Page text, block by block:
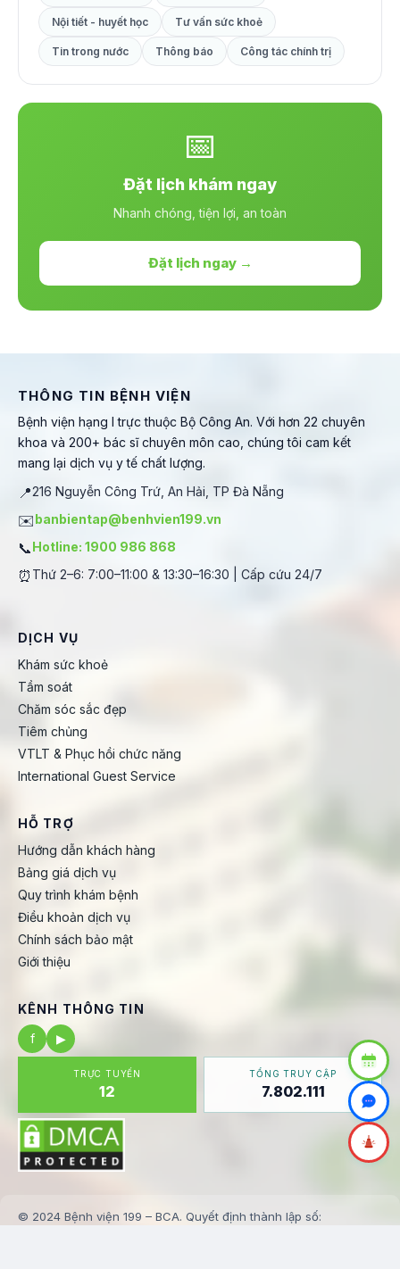
Nội tiết - huyết học Tư vấn sức khoẻ
Tin trong nước Thông báo Công tác chính trị
📅
Đặt lịch khám ngay
Nhanh chóng, tiện lợi, an toàn
Đặt lịch ngay →
THÔNG TIN BỆNH VIỆN
Bệnh viện hạng I trực thuộc Bộ Công An. Với hơn 22 chuyên
khoa và 200+ bác sĩ chuyên môn cao, chúng tôi cam kết
mang lại dịch vụ y tế chất lượng.
📍216 Nguyễn Công Trứ, An Hải, TP Đà Nẵng
✉️banbientap@benhvien199.vn
📞Hotline: 1900 986 868
⏰ Thứ 2–6: 7:00–11:00 & 13:30–16:30 | Cấp cứu 24/7
DỊCH VỤ
Khám sức khoẻ
Tầm soát
Chăm sóc sắc đẹp
Tiêm chủng
VTLT & Phục hồi chức năng
International Guest Service
HỖ TRỢ
Hướng dẫn khách hàng
Bảng giá dịch vụ
Quy trình khám bệnh
Điều khoản dịch vụ
Chính sách bảo mật
Giới thiệu
KÊNH THÔNG TIN
f
▶
TRỰC TUYẾN
12
TỔNG TRUY CẬP
7.802.111
© 2024 Bệnh viện 199 – BCA. Quyết định thành lập số: